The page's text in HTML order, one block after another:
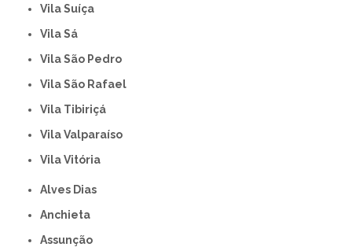
Vila Suíça
Vila Sá
Vila São Pedro
Vila São Rafael
Vila Tibiriçá
Vila Valparaíso
Vila Vitória
Alves Dias
Anchieta
Assunção